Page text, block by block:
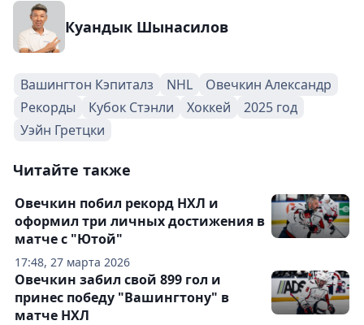
Куандык Шынасилов
Вашингтон Кэпиталз NHL
Овечкин Александр
Рекорды
Кубок Стэнли Хоккей
2025 год
Уэйн Гретцки
Читайте также
17:48, 27 марта 2026
Овечкин побил рекорд НХЛ и
оформил три личных достижения в
матче с "Ютой"
Овечкин забил свой 899 гол и
принес победу "Вашингтону" в
матче НХЛ